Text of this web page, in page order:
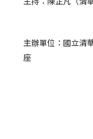
主辦單位：國立清
座